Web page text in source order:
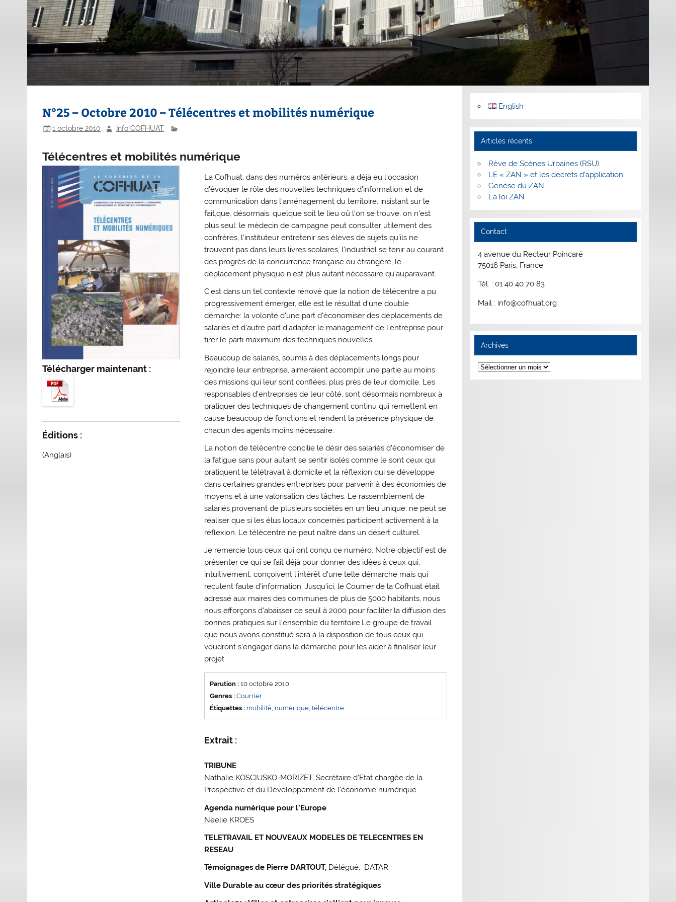
N°25 – Octobre 2010 – Télécentres et mobilités numérique
1 octobre 2010 Info COFHUAT
Télécentres et mobilités numérique
Télécharger maintenant :
Éditions :
(Anglais)
La Cofhuat, dans des numéros antérieurs, a déjà eu l'occasion
d'évoquer le rôle des nouvelles techniques d'information et de
communication dans l'aménagement du territoire, insistant sur le
fait,que, désormais, quelque soit le lieu oû l'on se trouve, on n'est
plus seul: le médecin de campagne peut consulter utilement des
confrères, l'instituteur entretenir ses élèves de sujets qu'ils ne
trouvent pas dans leurs livres scolaires, l'industriel se tenir au courant
des progrès de la concurrence française ou étrangère, le
déplacement physique n'est plus autant nécessaire qu'auparavant.
C'est dans un tel contexte rénové que la notion de télécentre a pu
progressivement émerger, elle est le résultat d'une double
démarche: la volonté d'une part d'économiser des déplacements de
salariés et d'autre part d'adapter le management de l'entreprise pour
tirer le parti maximum des techniques nouvelles.
Beaucoup de salariés, soumis à des déplacements longs pour
rejoindre leur entreprise, aimeraient accomplir une partie au moins
des missions qui leur sont confiées, plus près de leur domicile. Les
responsables d'entreprises de leur côté, sont désormais nombreux à
pratiquer des techniques de changement continu qui remettent en
cause beaucoup de fonctions et rendent la présence physique de
chacun des agents moins nécessaire.
La notion de télécentre concilie le désir des salariés d'économiser de
la fatigue sans pour autant se sentir isolés comme le sont ceux qui
pratiquent le télétravail à domicile et la réflexion qui se développe
dans certaines grandes entreprises pour parvenir à des économies de
moyens et à une valorisation des tâches. Le rassemblement de
salariés provenant de plusieurs sociétés en un lieu unique, ne peut se
réaliser que si les élus locaux concernés participent activement à la
réflexion. Le télécentre ne peut naître dans un désert culturel.
Je remercie tous ceux qui ont conçu ce numéro. Notre objectif est de
présenter ce qui se fait déjà pour donner des idées à ceux qui,
intuitivement, conçoivent l'intérêt d'une telle démarche mais qui
reculent faute d'information. Jusqu'ici, le Courrier de la Cofhuat était
adressé aux maires des communes de plus de 5000 habitants, nous
nous efforçons d'abaisser ce seuil à 2000 pour faciliter la diffusion des
bonnes pratiques sur l'ensemble du territoire.Le groupe de travail
que nous avons constitué sera à la disposition de tous ceux qui
voudront s'engager dans la démarche pour les aider à finaliser leur
projet.
Parution : 10 octobre 2010
Genres : Courrier
Étiquettes : mobilité, numérique, télécentre
Extrait :
TRIBUNE
Nathalie KOSCIUSKO-MORIZET, Secrétaire d’Etat chargée de la
Prospective et du Développement de l’économie numérique
Agenda numérique pour l’Europe
Neelie KROES
TELETRAVAIL ET NOUVEAUX MODELES DE TELECENTRES EN
RESEAU
Témoignages de Pierre DARTOUT, Délégué, DATAR
Ville Durable au cœur des priorités stratégiques
English
Articles récents
Rêve de Scènes Urbaines (RSU)
LE « ZAN » et les décrets d’application
Genèse du ZAN
La loi ZAN
Contact
4 avenue du Recteur Poincaré
75016 Paris, France
Tél. : 01 40 40 70 83
Mail : info@cofhuat.org
Archives
Archives